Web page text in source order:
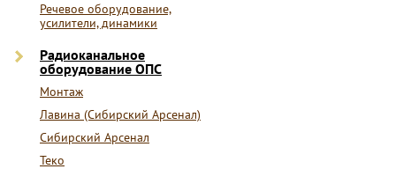
Речевое оборудование,
усилители, динамики
Радиоканальное
оборудование ОПС
Монтаж
Лавина (Сибирский Арсенал)
Сибирский Арсенал
Теко